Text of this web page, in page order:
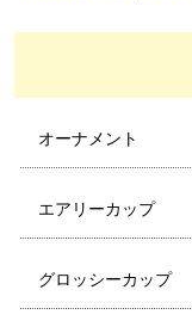
オーナメント
エアリーカップ
グロッシーカップ